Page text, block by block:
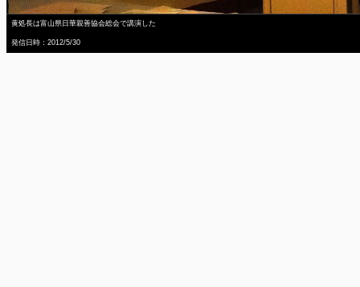
黄処長は富山県日華親善協会総会で講演した
発信日時：2012/5/30